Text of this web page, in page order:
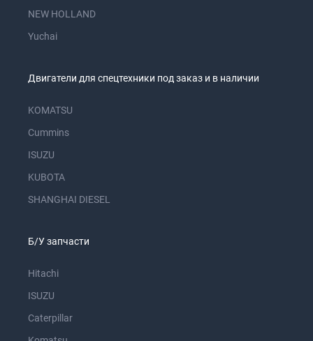
NEW HOLLAND
Yuchai
Двигатели для спецтехники под заказ и в наличии
KOMATSU
Cummins
ISUZU
KUBOTA
SHANGHAI DIESEL
Б/У запчасти
Hitachi
ISUZU
Caterpillar